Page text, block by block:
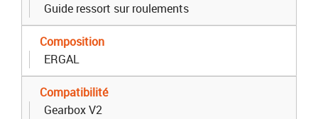
Guide ressort sur roulements
Composition
ERGAL
Compatibilité
Gearbox V2